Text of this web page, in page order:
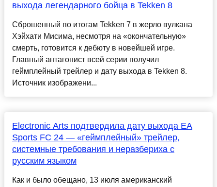
выхода легендарного бойца в Tekken 8
Сброшенный по итогам Tekken 7 в жерло вулкана
Хэйхати Мисима, несмотря на «окончательную»
смерть, готовится к дебюту в новейшей игре.
Главный антагонист всей серии получил
геймплейный трейлер и дату выхода в Tekken 8.
Источник изображени...
Electronic Arts подтвердила дату выхода EA
Sports FC 24 — «геймплейный» трейлер,
системные требования и неразбериха с
русским языком
Как и было обещано, 13 июля американский